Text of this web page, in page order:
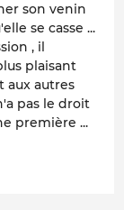
son venin
se casse ...
, il
plaisant
aux autres
pas le droit
première ...